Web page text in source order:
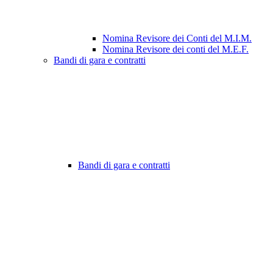
Nomina Revisore dei Conti del M.I.M.
Nomina Revisore dei conti del M.E.F.
Bandi di gara e contratti
Bandi di gara e contratti